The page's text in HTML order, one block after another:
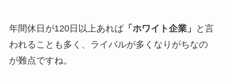
年間休日が120日以上あれば「ホワイト企業」
と言
われることも多く、ライバルが多くなりがちなの
が難点ですね。